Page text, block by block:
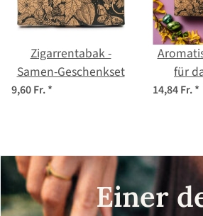
Zigarrentabak -
Samen-Geschenkset
9,60 Fr.*
für
14,84 Fr.*
Einer